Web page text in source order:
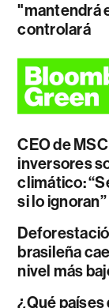
"mantendrá
controlará
CEO de
inversores
climático:
si lo ignoran”
brasileña
nivel más
¿Qué países